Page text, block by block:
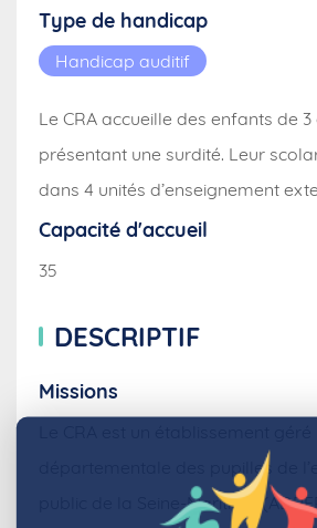
Type de handicap
Handicap auditif
Le CRA accueille des enfants de 3
présentant une surdité. Leur
dans 4 unités d’enseignement
Capacité d'accueil
35
DESCRIPTIF
Missions
départementale des pupilles de
public de la Seine-Maritime